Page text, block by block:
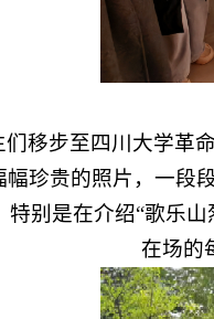
们移步至四川大学革
幅珍贵的照片，一段
特别是在介绍“歌乐
在场的